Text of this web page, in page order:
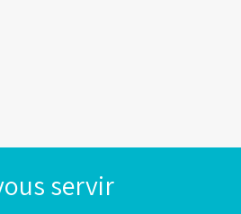
servir